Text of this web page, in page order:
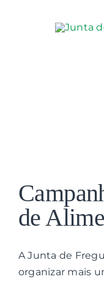
Larger
Image
de
A Junta de
organizar mais